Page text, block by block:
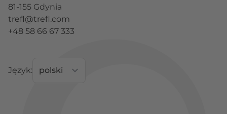
81-155 Gdynia
trefl@trefl.com
+48 58 66 67 333
Język: